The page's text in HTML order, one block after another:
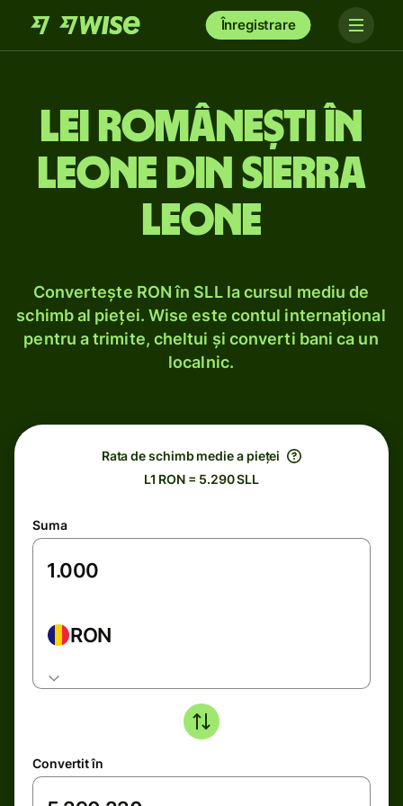
Înregistrare
Lei românești în
leone din Sierra
Leone
Convertește RON în SLL la cursul mediu de
schimb al pieței. Wise este contul internațional
pentru a trimite, cheltui și converti bani ca un
localnic.
Rata de schimb medie a pieței
L1 RON = 5.290 SLL
Suma
RON
Convertit în